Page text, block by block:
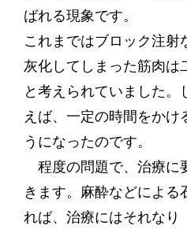
ばれる現象です。
これまではブロック注射
灰化してしまった筋肉は
と考えられていました。
えば、一定の時間をかけ
うになったのです。
程度の問題で、治療に
きます。麻酔などによる
れば、治療にはそれなり